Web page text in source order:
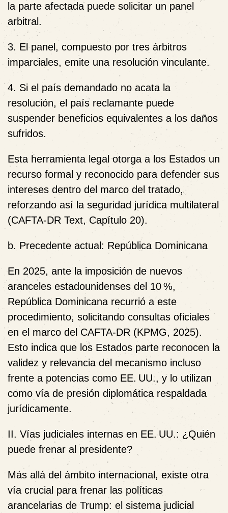
la parte afectada puede solicitar un panel
arbitral.
3. El panel, compuesto por tres árbitros
imparciales, emite una resolución vinculante.
4. Si el país demandado no acata la
resolución, el país reclamante puede
suspender beneficios equivalentes a los daños
sufridos.
Esta herramienta legal otorga a los Estados un
recurso formal y reconocido para defender sus
intereses dentro del marco del tratado,
reforzando así la seguridad jurídica multilateral
(CAFTA‑DR Text, Capítulo 20).
b. Precedente actual: República Dominicana
En 2025, ante la imposición de nuevos
aranceles estadounidenses del 10 %,
República Dominicana recurrió a este
procedimiento, solicitando consultas oficiales
en el marco del CAFTA‑DR (KPMG, 2025).
Esto indica que los Estados parte reconocen la
validez y relevancia del mecanismo incluso
frente a potencias como EE. UU., y lo utilizan
como vía de presión diplomática respaldada
jurídicamente.
II. Vías judiciales internas en EE. UU.: ¿Quién
puede frenar al presidente?
Más allá del ámbito internacional, existe otra
vía crucial para frenar las políticas
arancelarias de Trump: el sistema judicial